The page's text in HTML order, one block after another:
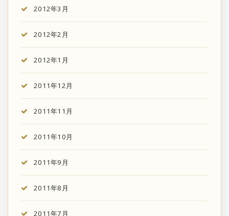
2012年3月
2012年2月
2012年1月
2011年12月
2011年11月
2011年10月
2011年9月
2011年8月
2011年7月